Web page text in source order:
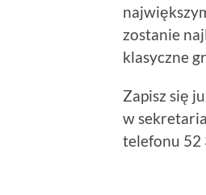
zostanie
klasyczne
Zapisz się
w
telefonu 52